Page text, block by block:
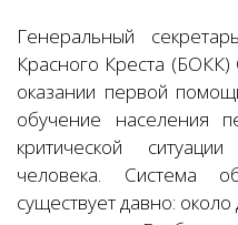
Генеральный
Красного Креста
оказании первой
обучение населения
критической
человека. Система
существует давно: